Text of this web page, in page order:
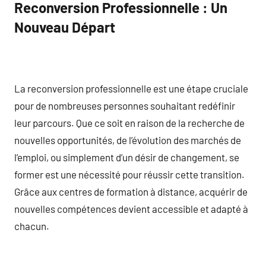
Reconversion Professionnelle : Un
Nouveau Départ
La reconversion professionnelle est une étape cruciale
pour de nombreuses personnes souhaitant redéfinir
leur parcours. Que ce soit en raison de la recherche de
nouvelles opportunités, de l’évolution des marchés de
l’emploi, ou simplement d’un désir de changement, se
former est une nécessité pour réussir cette transition.
Grâce aux centres de formation à distance, acquérir de
nouvelles compétences devient accessible et adapté à
chacun.